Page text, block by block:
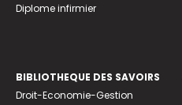
Diplome infirmier
BIBLIOTHEQUE DES SAVOIRS
Droit-Economie-Gestion